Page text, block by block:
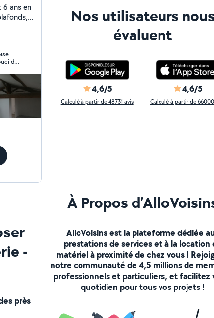
6 ans en
du
Nos utilisateurs nous
évaluent
4,6/5
Calculé à partir de 48731 avis
4,6/5
Calculé à partir de
-
près
À Propos
AlloVoisins est la plateforme dédiée
prestations de services et à la location
matériel à proximité de chez vous !
notre communauté de 4,5 millions de
professionnels et particuliers, et facilitez
quotidien pour tous vos projets !